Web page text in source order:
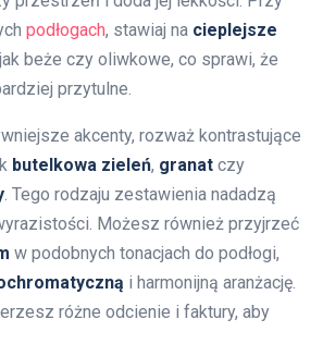
podłogach, stawiaj na cieplejsze
beże czy oliwkowe, co sprawi, że
przytulne.
akcenty, rozważ kontrastujące
butelkowa zieleń, granat czy
. Tego rodzaju zestawienia nadadzą
Możesz również przyjrzeć
w podobnych tonacjach do podłogi,
i harmonijną aranżację.
różne odcienie i faktury, aby